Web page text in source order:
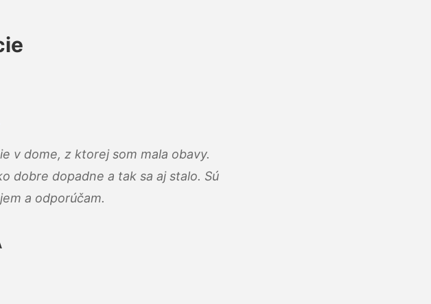
v dome, z ktorej som mala obavy.
dobre dopadne a tak sa aj stalo. Sú
a odporúčam.